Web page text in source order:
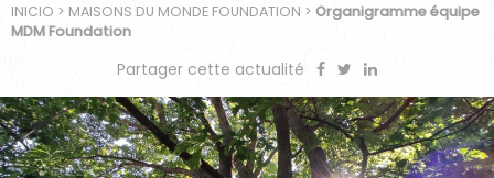
INICIO > MAISONS DU MONDE FOUNDATION > Organigramme équipe
MDM Foundation
Partager cette actualité